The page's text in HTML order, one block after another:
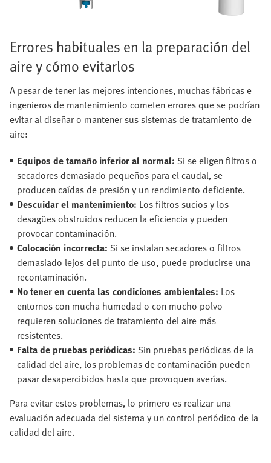
Errores habituales en la preparación del
aire y cómo evitarlos
A pesar de tener las mejores intenciones, muchas fábricas e
ingenieros de mantenimiento cometen errores que se podrían
evitar al diseñar o mantener sus sistemas de tratamiento de
aire:
Equipos de tamaño inferior al normal: Si se eligen filtros o
secadores demasiado pequeños para el caudal, se
producen caídas de presión y un rendimiento deficiente.
Descuidar el mantenimiento: Los filtros sucios y los
desagües obstruidos reducen la eficiencia y pueden
provocar contaminación.
Colocación incorrecta: Si se instalan secadores o filtros
demasiado lejos del punto de uso, puede producirse una
recontaminación.
No tener en cuenta las condiciones ambientales: Los
entornos con mucha humedad o con mucho polvo
requieren soluciones de tratamiento del aire más
resistentes.
Falta de pruebas periódicas: Sin pruebas periódicas de la
calidad del aire, los problemas de contaminación pueden
pasar desapercibidos hasta que provoquen averías.
Para evitar estos problemas, lo primero es realizar una
evaluación adecuada del sistema y un control periódico de la
calidad del aire.